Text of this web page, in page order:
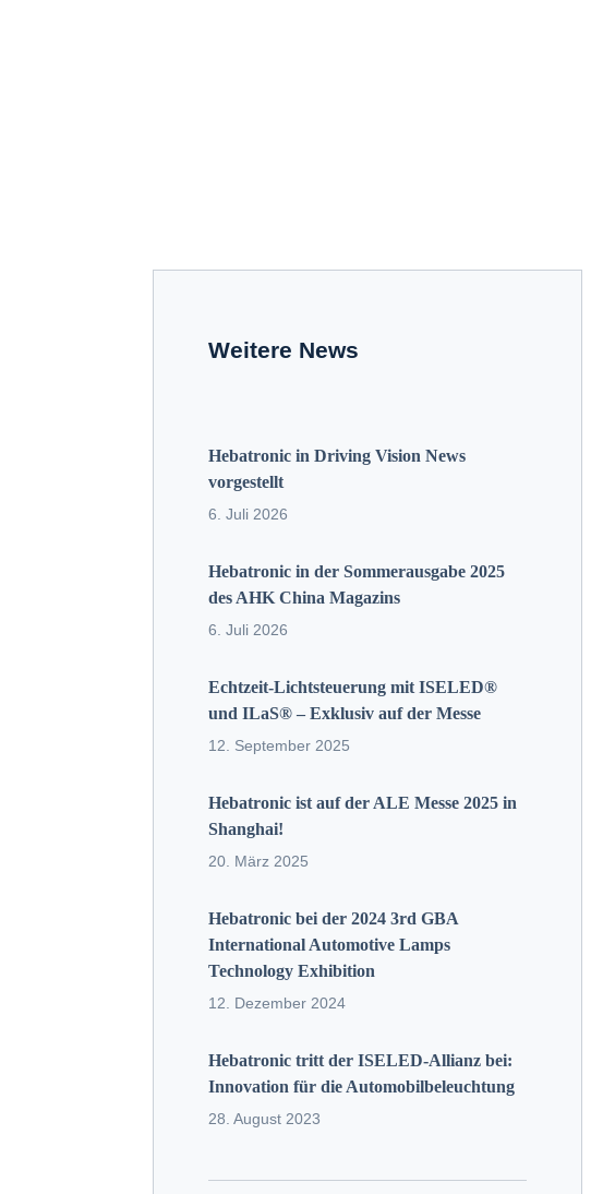
Weitere News
Hebatronic in Driving Vision News
vorgestellt
6. Juli 2026
Hebatronic in der Sommerausgabe 2025
des AHK China Magazins
6. Juli 2026
Echtzeit-Lichtsteuerung mit ISELED®
und ILaS® – Exklusiv auf der Messe
12. September 2025
Hebatronic ist auf der ALE Messe 2025 in
Shanghai!
20. März 2025
Hebatronic bei der 2024 3rd GBA
International Automotive Lamps
Technology Exhibition
12. Dezember 2024
Hebatronic tritt der ISELED-Allianz bei:
Innovation für die Automobilbeleuchtung
28. August 2023